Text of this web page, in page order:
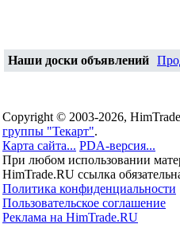
Наши доски объявлений
Copyright © 2003-2026,
группы "Текарт".
Карта сайта... PDA-версия...
При любом использовании
HimTrade.RU ссылка
Политика конфиденциальности
Пользовательское соглашение
Реклама на HimTrade.RU